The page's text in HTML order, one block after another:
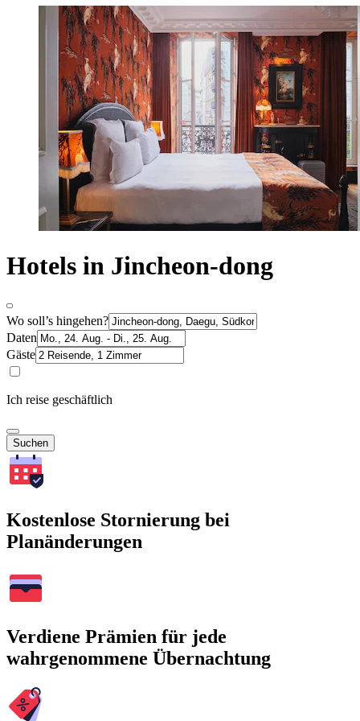
Hotels in Jincheon-dong
Wo soll’s hingehen?
Daten
Gäste
Ich reise geschäftlich
Suchen
Kostenlose Stornierung bei
Planänderungen
Verdiene Prämien für jede
wahrgenommene Übernachtung